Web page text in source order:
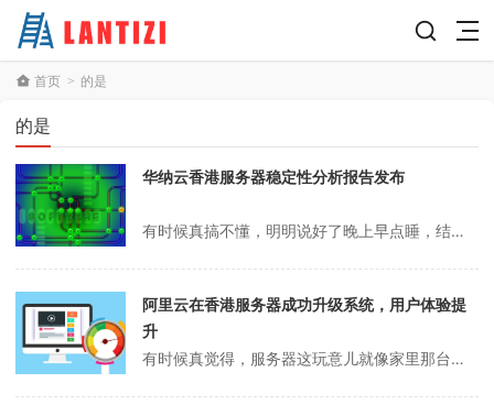
首页 > 的是
的是
华纳云香港服务器稳定性分析报告发布
有时候真搞不懂，明明说好了晚上早点睡，结果一刷手机就到两点，第二天还得硬撑着去公司。前几天同事还在吐槽，说他网站老是卡，客户一多就崩，问我用啥服务器靠谱。其实我也踩过不少坑，香港服务器这玩意儿，真不是随便买个就能省心的，尤其是搞跨境电商或者游戏那种，对速度和稳定性要求死高。你说，谁愿意半夜被客户电话吵醒，说网...
阿里云在香港服务器成功升级系统，用户体验提
升
有时候真觉得，服务器这玩意儿就像家里那台老旧的路由器，平时不出毛病你都懒得理它，真要动手换个系统，心里还真有点打鼓。尤其是阿里云香港服务器，明明买的时候说得天花乱坠，等真要重装系统，才发现坑还挺多。上次朋友说他凌晨三点鼓捣服务器，结果一不小心把数据全格式化了，第二天老板差点让他卷铺盖走人。你说这事儿怪谁？怪服...